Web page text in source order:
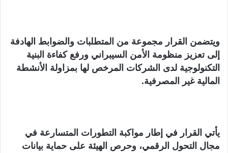
ويتضمن القرار مجموعة من المتطلبات والضوابط الهادفة
إلى تعزيز منظومة الأمن السيبراني ورفع كفاءة البنية
التكنولوجية لدى الشركات المرخص لها بمزاولة الأنشطة
المالية غير المصرفية.
يأتي القرار في إطار مواكبة التطورات المتسارعة في
مجال التحول الرقمي، وحرص الهيئة على حماية بيانات